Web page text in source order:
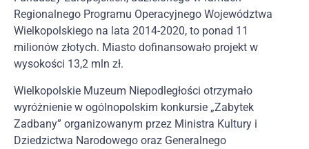
Regionalnego Programu Operacyjnego Województwa
Wielkopolskiego na lata 2014-2020, to ponad 11
milionów złotych. Miasto dofinansowało projekt w
wysokości 13,2 mln zł.
Wielkopolskie Muzeum Niepodległości otrzymało
wyróżnienie w ogólnopolskim konkursie „Zabytek
Zadbany” organizowanym przez Ministra Kultury i
Dziedzictwa Narodowego oraz Generalnego